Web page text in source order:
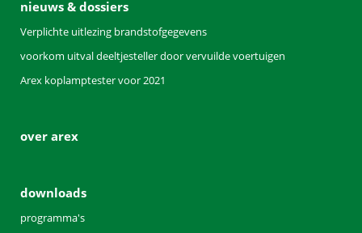
nieuws & dossiers
Verplichte uitlezing brandstofgegevens
voorkom uitval deeltjesteller door vervuilde voertuigen
Arex koplamptester voor 2021
over arex
downloads
programma's